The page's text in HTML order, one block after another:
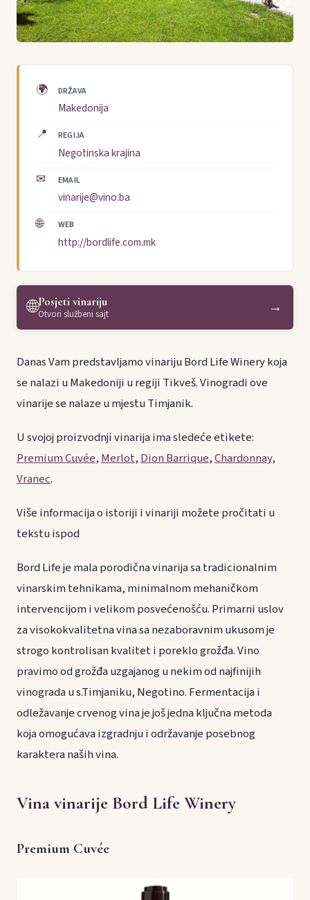
🌍 DRŽAVA
Makedonija
📍 REGIJA
Negotinska krajina
✉ EMAIL
vinarije@vino.ba
🌐 WEB
http://bordlife.com.mk
🌐Posjeti vinariju
Otvori službeni sajt →
Danas Vam predstavljamo vinariju Bord Life Winery koja
se nalazi u Makedoniji u regiji Tikveš. Vinogradi ove
vinarije se nalaze u mjestu Timjanik.
U svojoj proizvodnji vinarija ima sledeće etikete:
Premium Cuvée,Merlot,Dion Barrique,Chardonnay,
Vranec.
Više informacija o istoriji i vinariji možete pročitati u
tekstu ispod
Bord Life je mala porodična vinarija sa tradicionalnim
vinarskim tehnikama, minimalnom mehaničkom
intervencijom i velikom posvećenošću. Primarni uslov
za visokokvalitetna vina sa nezaboravnim ukusom je
strogo kontrolisan kvalitet i poreklo grožđa. Vino
pravimo od grožđa uzgajanog u nekim od najfinijih
vinograda u s.Timjaniku, Negotino. Fermentacija i
odležavanje crvenog vina je još jedna ključna metoda
koja omogućava izgradnju i održavanje posebnog
karaktera naših vina.
Vina vinarije Bord Life Winery
Premium Cuvée